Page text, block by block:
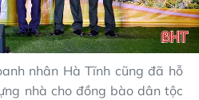
nhân Hà Tĩnh cũng đã hỗ
nhà cho đồng bào dân tộc